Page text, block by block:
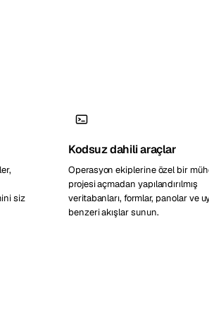
siz
Kodsuz dahili araçlar
Operasyon ekiplerine özel bir
projesi açmadan yapılandırılmış
veritabanları, formlar, panolar ve
benzeri akışlar sunun.